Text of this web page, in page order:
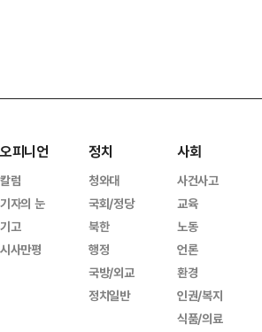
오피니언
칼럼
기자의 눈
기고
시사만평
정치
청와대
국회/정당
북한
행정
국방/외교
정치일반
사회
사건사고
교육
노동
언론
환경
인권/복지
식품/의료